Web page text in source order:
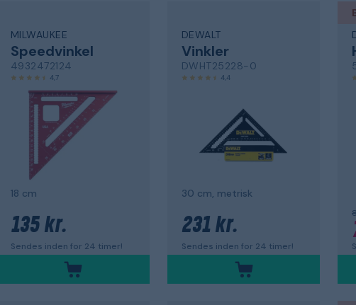
MILWAUKEE
Speedvinkel
4932472124
4,7
18 cm
135 kr.
Sendes inden for 24 timer!
DEWALT
Vinkler
DWHT25228-0
4,4
30 cm, metrisk
231 kr.
Sendes inden for 24 timer!